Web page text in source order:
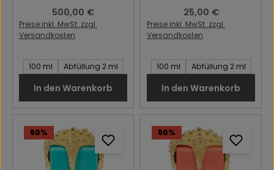
Regulärer Preis:
500,00 €
Preise inkl. MwSt. zzgl.
Versandkosten
Inhalt des Artikel:
100 ml Abfüllung 2 ml
In den Warenkorb
Regulärer Preis:
25,00 €
Preise inkl. MwSt. zzgl.
Versandkosten
Inhalt des Artikel:
100 ml Abfüllung 2 ml
In den Warenkorb
50% 50%